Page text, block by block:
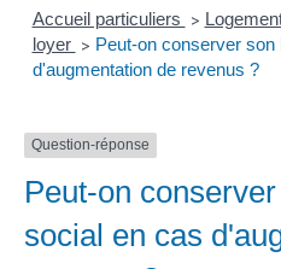
Accueil particuliers >
loyer > Peut-on conserver
d'augmentation de revenus ?
Question-réponse
Peut-on
social en cas